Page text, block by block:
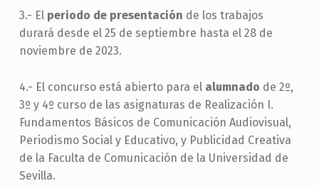
3.- El periodo de presentación de los trabajos
durará desde el 25 de septiembre hasta el 28 de
noviembre de 2023.
4.- El concurso está abierto para el alumnado de 2º,
3º y 4º curso de las asignaturas de Realización I.
Fundamentos Básicos de Comunicación Audiovisual,
Periodismo Social y Educativo, y Publicidad Creativa
de la Faculta de Comunicación de la Universidad de
Sevilla.